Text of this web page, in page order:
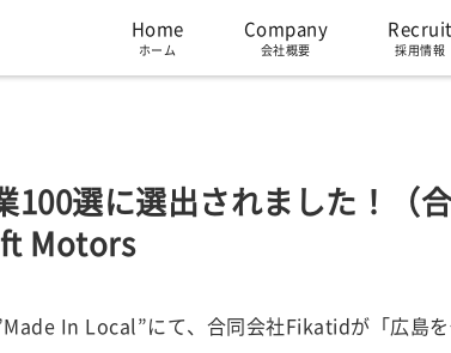
Home
ホーム
Company
会社概要 採用情報
100選に選出されました！（
Motors
In Local”にて、合同会社Fikatidが「広島